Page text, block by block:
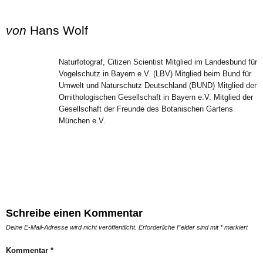
von Hans Wolf
Naturfotograf, Citizen Scientist Mitglied im Landesbund für
Vogelschutz in Bayern e.V. (LBV) Mitglied beim Bund für
Umwelt und Naturschutz Deutschland (BUND) Mitglied der
Ornithologischen Gesellschaft in Bayern e.V. Mitglied der
Gesellschaft der Freunde des Botanischen Gartens
München e.V.
Schreibe einen Kommentar
Deine E-Mail-Adresse wird nicht veröffentlicht. Erforderliche Felder sind mit*markiert
Kommentar *